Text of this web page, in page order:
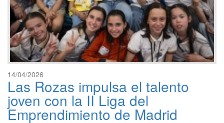
14/04/2026
Las Rozas impulsa el talento
joven con la II Liga del
Emprendimiento de Madrid